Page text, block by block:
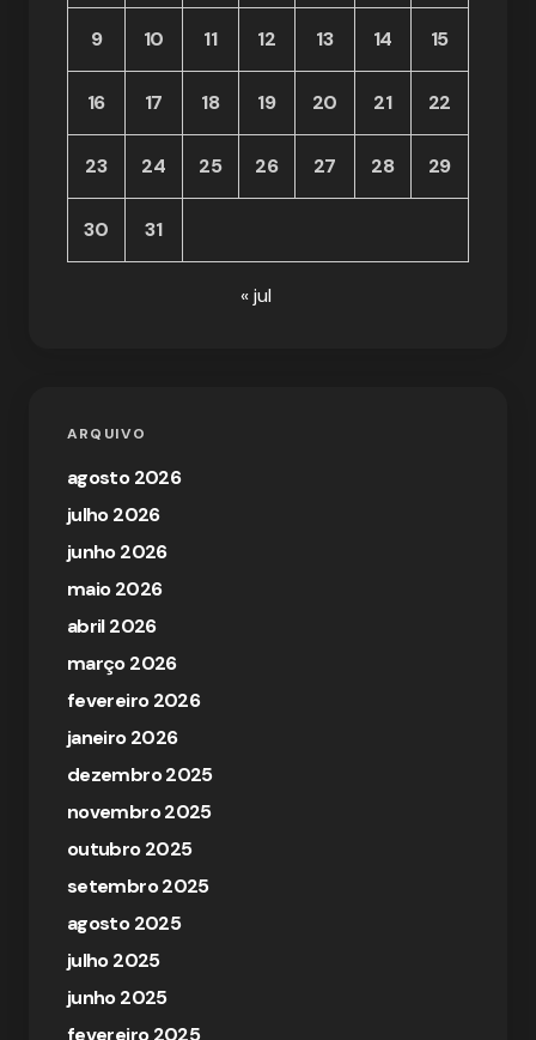
9 10 11 12 13 14 15
16 17 18 19 20 21 22
23 24 25 26 27 28 29
30 31
« jul
ARQUIVO
agosto 2026
julho 2026
junho 2026
maio 2026
abril 2026
março 2026
fevereiro 2026
janeiro 2026
dezembro 2025
novembro 2025
outubro 2025
setembro 2025
agosto 2025
julho 2025
junho 2025
fevereiro 2025